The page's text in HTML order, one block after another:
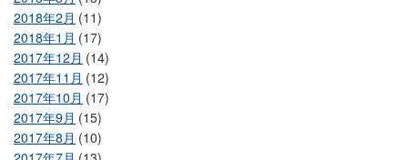
2018年2月 (11)
2018年1月 (17)
2017年12月 (14)
2017年11月 (12)
2017年10月 (17)
2017年9月 (15)
2017年8月 (10)